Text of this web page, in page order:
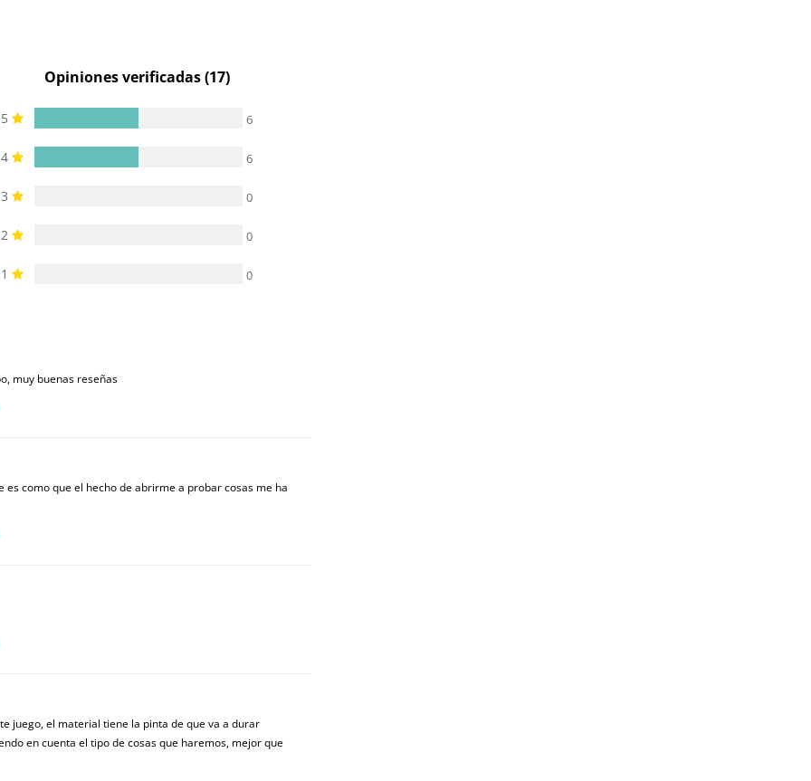
Opiniones verificadas (17)
5 6
4 6
3 0
2 0
1 0
muy buenas reseñas
es como que el hecho de abrirme a probar cosas me ha
juego, el material tiene la pinta de que va a durar
en cuenta el tipo de cosas que haremos, mejor que